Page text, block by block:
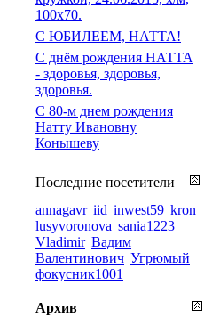
100х70.
С ЮБИЛЕЕМ, НАТТА!
С днём рождения НАТТА
- здоровья, здоровья,
здоровья.
С 80-м днем рождения
Натту Ивановну
Конышеву
Последние посетители
annagavr iid inwest59 kron
lusyvoronova sania1223
Vladimir Вадим
Валентинович Угрюмый
фокусник1001
Архив